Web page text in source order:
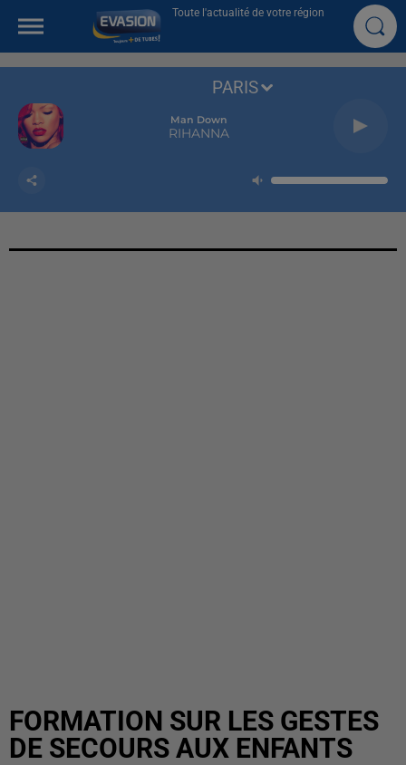
Toute l'actualité de votre région
Man Down
RIHANNA
PARIS
FORMATION SUR LES GESTES
DE SECOURS AUX ENFANTS